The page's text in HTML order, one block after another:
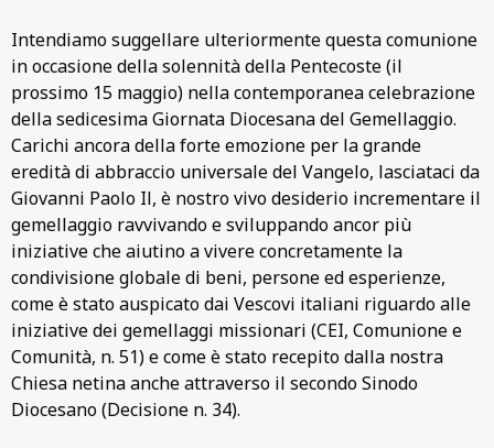
Intendiamo suggellare ulteriormente questa co­munione
in occasione del­la solennità della Penteco­ste (il
prossimo 15 maggio) nella contemporanea cele­brazione
della sedicesima Giornata Diocesana del Gemellaggio.
Carichi ancora della forte emozione per la grande
eredità di ab­braccio universale del Vangelo, lasciataci da
Giovanni Paolo Il, è no­stro vivo desiderio incre­mentare il
gemellaggio ravvivando e svilup­pando ancor più
iniziative che aiutino a vive­re concretamente la
condivisione globale di beni, persone ed espe­rienze,
come è stato auspicato dai Vescovi ita­liani riguardo alle
inizia­tive dei gemellaggi missio­nari (CEI, Comunione e
Comunità, n. 51) e come è stato recepito dalla nostra
Chiesa netina anche attra­verso il secondo Sinodo
Diocesano (Decisione n. 34).